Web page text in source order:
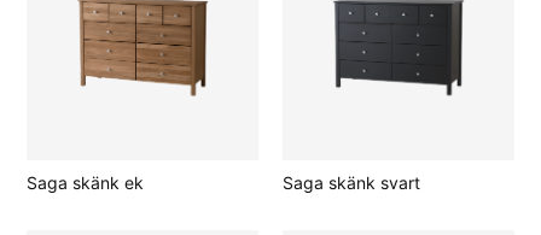
Saga skänk ek Saga skänk svart